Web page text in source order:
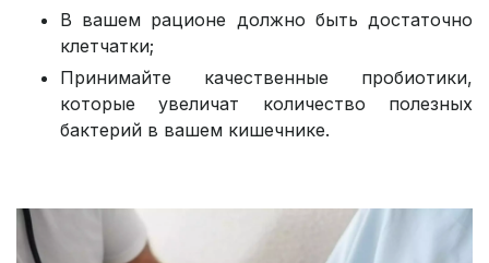
В вашем рационе должно быть достаточно
клетчатки;
Принимайте качественные пробиотики,
которые увеличат количество полезных
бактерий в вашем кишечнике.